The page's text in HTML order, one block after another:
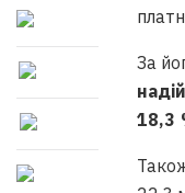
За
18,3